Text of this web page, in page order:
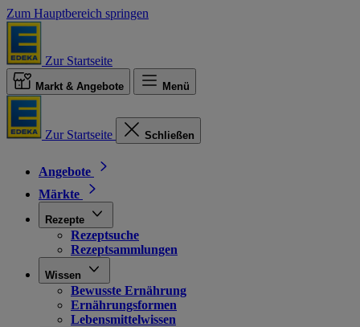
Zum Hauptbereich springen
Zur Startseite
Markt & Angebote Menü
Zur Startseite Schließen
Angebote
Märkte
Rezepte
Rezeptsuche
Rezeptsammlungen
Wissen
Bewusste Ernährung
Ernährungsformen
Lebensmittelwissen